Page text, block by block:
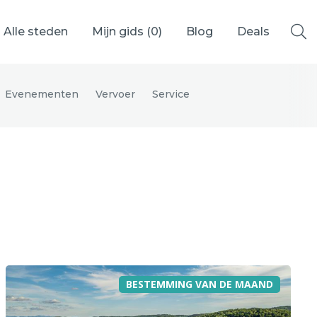
Alle steden Mijn gids (0) Blog Deals
Evenementen Vervoer Service
BESTEMMING VAN DE MAAND